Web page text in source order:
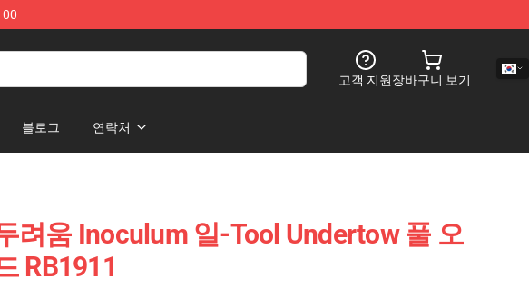
고객 지원장바구니 보기
블로그 연락처
려움 Inoculum 일-Tool Undertow 풀 오
RB1911